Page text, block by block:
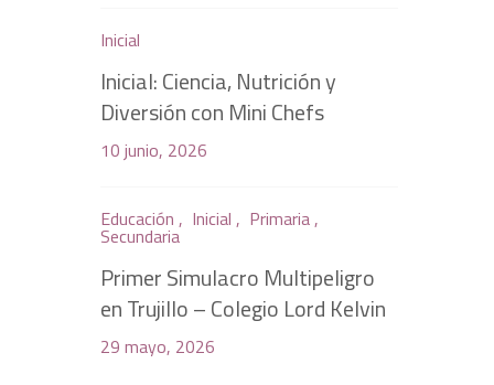
Inicial
Inicial: Ciencia, Nutrición y
Diversión con Mini Chefs
10 junio, 2026
Educación , Inicial , Primaria ,
Secundaria
Primer Simulacro Multipeligro
en Trujillo – Colegio Lord Kelvin
29 mayo, 2026